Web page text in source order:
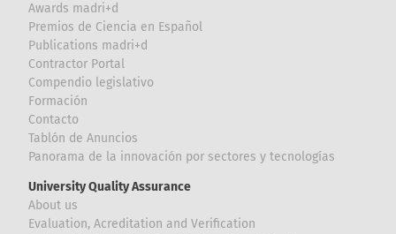
Awards madri+d
Premios de Ciencia en Español
Publications madri+d
Contractor Portal
Compendio legislativo
Formación
Contacto
Tablón de Anuncios
Panorama de la innovación por sectores y tecnologías
University Quality Assurance
About us
Evaluation, Acreditation and Verification